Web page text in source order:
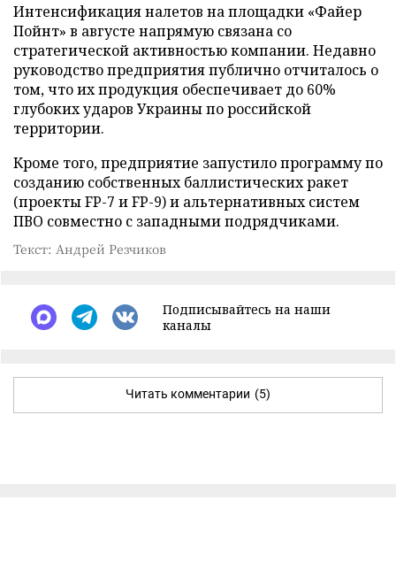
Интенсификация налетов на площадки «Файер
Пойнт» в августе напрямую связана со
стратегической активностью компании. Недавно
руководство предприятия публично отчиталось о
том, что их продукция обеспечивает до 60%
глубоких ударов Украины по российской
территории.
Кроме того, предприятие запустило программу по
созданию собственных баллистических ракет
(проекты FP-7 и FP-9) и альтернативных систем
ПВО совместно с западными подрядчиками.
Текст: Андрей Резчиков
Подписывайтесь на наши
каналы
Читать комментарии (5)